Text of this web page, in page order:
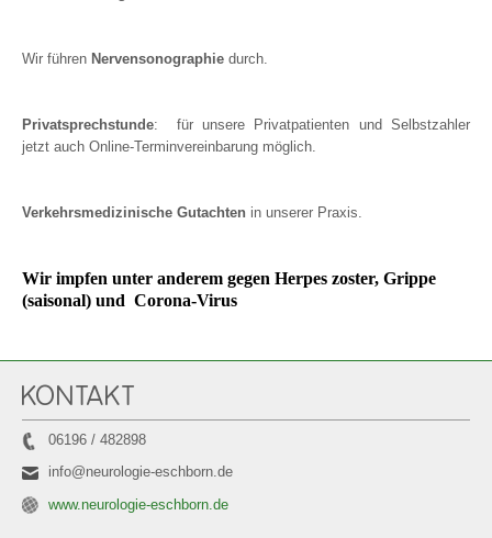
Wir führen Nervensonographie durch.
Privatsprechstunde: für unsere Privatpatienten und Selbstzahler
jetzt auch Online-Terminvereinbarung möglich.
Verkehrsmedizinische Gutachten in unserer Praxis.
Wir impfen unter anderem gegen Herpes zoster, Grippe
(saisonal) und Corona-Virus
KONTAKT
06196 / 482898
info@neurologie-eschborn.de
www.neurologie-eschborn.de